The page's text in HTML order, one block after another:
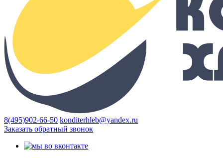
8(495)902-66-50 konditerhleb@yandex.ru
Заказать обратный звонок